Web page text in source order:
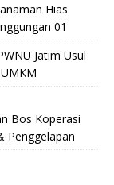
Hias
01
Jatim Usul
Bos Koperasi
Penggelapan